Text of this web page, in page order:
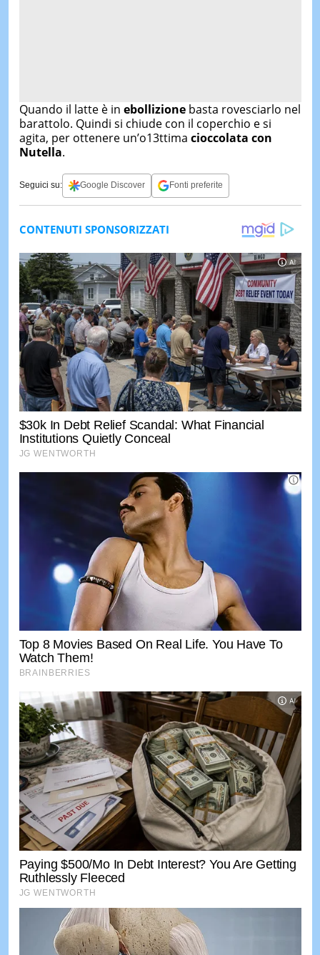
Quando il latte è in ebollizionebasta rovesciarlo nel
barattolo. Quindi si chiude con il coperchio e si
agita, per ottenere un’o13ttima cioccolata con
Nutella.
Seguici su: Google Discover Fonti preferite